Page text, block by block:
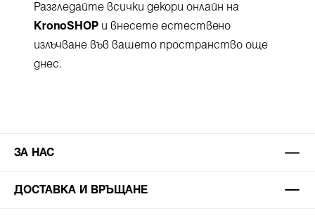
Разгледайте всички декори онлайн на
KronoSHOP и внесете естествено
излъчване във вашето пространство още
днес.
ЗА НАС
ДОСТАВКА И ВРЪЩАНЕ